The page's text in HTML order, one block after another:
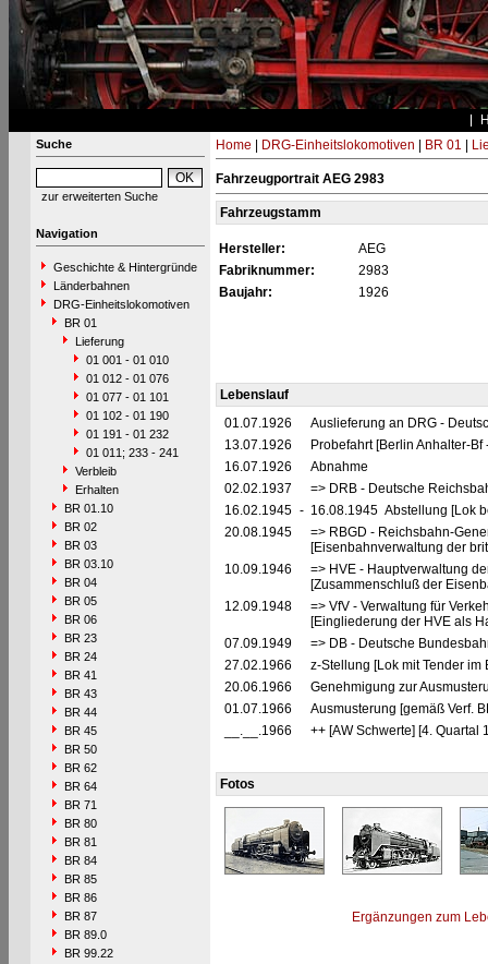
Suche
zur erweiterten Suche
Navigation
Geschichte & Hintergründe
Länderbahnen
DRG-Einheitslokomotiven
BR 01
Lieferung
01 001 - 01 010
01 012 - 01 076
01 077 - 01 101
01 102 - 01 190
01 191 - 01 232
01 011; 233 - 241
Verbleib
Erhalten
BR 01.10
BR 02
BR 03
BR 03.10
BR 04
BR 05
BR 06
BR 23
BR 24
BR 41
BR 43
BR 44
BR 45
BR 50
BR 62
BR 64
BR 71
BR 80
BR 81
BR 84
BR 85
BR 86
BR 87
BR 89.0
BR 99.22
Home DRG-Einheitslokomotiven BR 01
Fahrzeugportrait AEG 2983
Fahrzeugstamm
Hersteller:
AEG
Fabriknummer:
2983
Baujahr:
1926
Lebenslauf
01.07.1926
Auslieferung an DRG -
13.07.1926
Probefahrt [Berlin Anhalter-
16.07.1926
Abnahme
02.02.1937
=> DRB - Deutsche
16.02.1945 - 16.08.1945 Abstellung [Lok
20.08.1945
=> RBGD - Reichsbahn-
[Eisenbahnverwaltung der
10.09.1946
=> HVE - Hauptverwaltung
[Zusammenschluß der
12.09.1948
=> VfV - Verwaltung für
[Eingliederung der HVE als
07.09.1949
=> DB - Deutsche
27.02.1966
z-Stellung [Lok mit Tender im
20.06.1966
Genehmigung zur
01.07.1966
Ausmusterung [gemäß Verf.
__.__.1966
++ [AW Schwerte] [4. Quartal
Fotos
Ergänzungen zum